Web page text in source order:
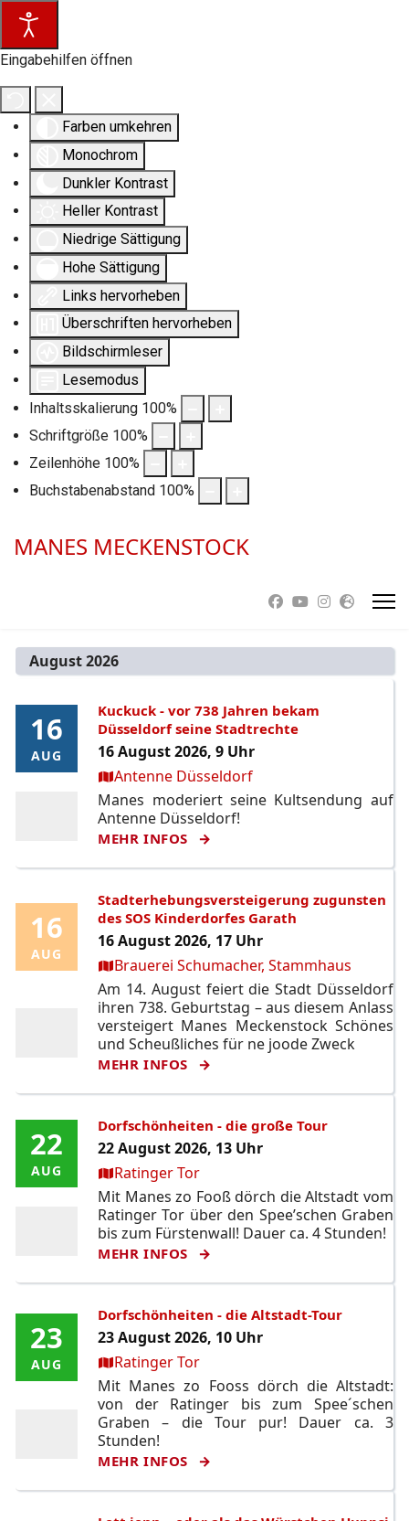
Eingabehilfen öffnen
Farben umkehren
Monochrom
Dunkler Kontrast
Heller Kontrast
Niedrige Sättigung
Hohe Sättigung
Links hervorheben
Überschriften hervorheben
Bildschirmleser
Lesemodus
Inhaltsskalierung 100%
Schriftgröße 100%
Zeilenhöhe 100%
Buchstabenabstand 100%
MANES MECKENSTOCK
August 2026
16
AUG
16
AUG
Kuckuck - vor 738 Jahren bekam
Düsseldorf seine Stadtrechte
16 August 2026, 9 Uhr
Ort:Antenne Düsseldorf
Manes moderiert seine Kultsendung auf
Antenne Düsseldorf!
MEHR INFOS
16
AUG
16
AUG
Stadterhebungsversteigerung zugunsten
des SOS Kinderdorfes Garath
16 August 2026, 17 Uhr
Ort:Brauerei Schumacher, Stammhaus
Am 14. August feiert die Stadt Düsseldorf
ihren 738. Geburtstag – aus diesem Anlass
versteigert Manes Meckenstock Schönes
und Scheußliches für ne joode Zweck
MEHR INFOS
22
AUG
22
AUG
Dorfschönheiten - die große Tour
22 August 2026, 13 Uhr
Ort:Ratinger Tor
Mit Manes zo Fooß dörch die Altstadt vom
Ratinger Tor über den Spee’schen Graben
bis zum Fürstenwall! Dauer ca. 4 Stunden!
MEHR INFOS
23
AUG
23
AUG
Dorfschönheiten - die Altstadt-Tour
23 August 2026, 10 Uhr
Ort:Ratinger Tor
Mit Manes zo Fooss dörch die Altstadt:
von der Ratinger bis zum Spee´schen
Graben – die Tour pur! Dauer ca. 3
Stunden!
MEHR INFOS